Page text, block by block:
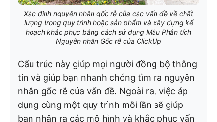
Xác định nguyên nhân gốc rễ của các vấn đề về chất
lượng trong quy trình hoặc sản phẩm và xây dựng kế
hoạch khắc phục bằng cách sử dụng Mẫu Phân tích
Nguyên nhân Gốc rễ của ClickUp
Cấu trúc này giúp mọi người đồng bộ thông
tin và giúp bạn nhanh chóng tìm ra nguyên
nhân gốc rễ của vấn đề. Ngoài ra, việc áp
dụng cùng một quy trình mỗi lần sẽ giúp
bạn nhận ra các mô hình và khắc phục vấn